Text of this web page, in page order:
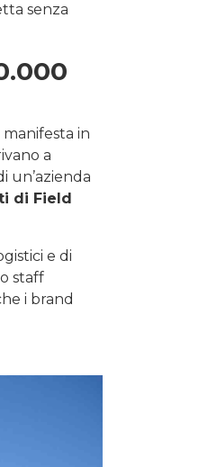
senza
in
a
un’azienda
di Field
e di
staff
i brand